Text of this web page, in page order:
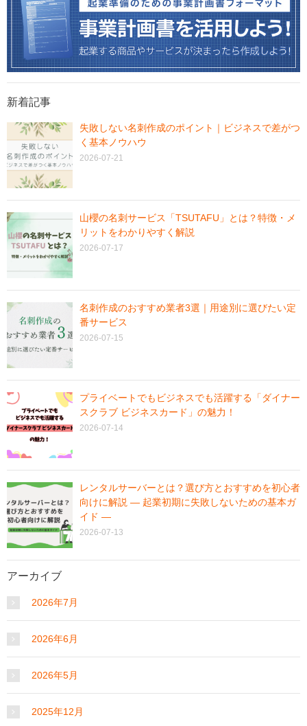
新着記事
失敗しない名刺作成のポイント｜ビジネスで差がつ
く基本ノウハウ
2026-07-21
山櫻の名刺サービス「TSUTAFU」とは？特徴・メ
リットをわかりやすく解説
2026-07-17
名刺作成のおすすめ業者3選｜用途別に選びたい定
番サービス
2026-07-15
プライベートでもビジネスでも活躍する「ダイナー
スクラブ ビジネスカード」の魅力！
2026-07-14
レンタルサーバーとは？選び方とおすすめを初心者
向けに解説 ― 起業初期に失敗しないための基本ガ
イド ―
2026-07-13
アーカイブ
2026年7月
2026年6月
2026年5月
2025年12月